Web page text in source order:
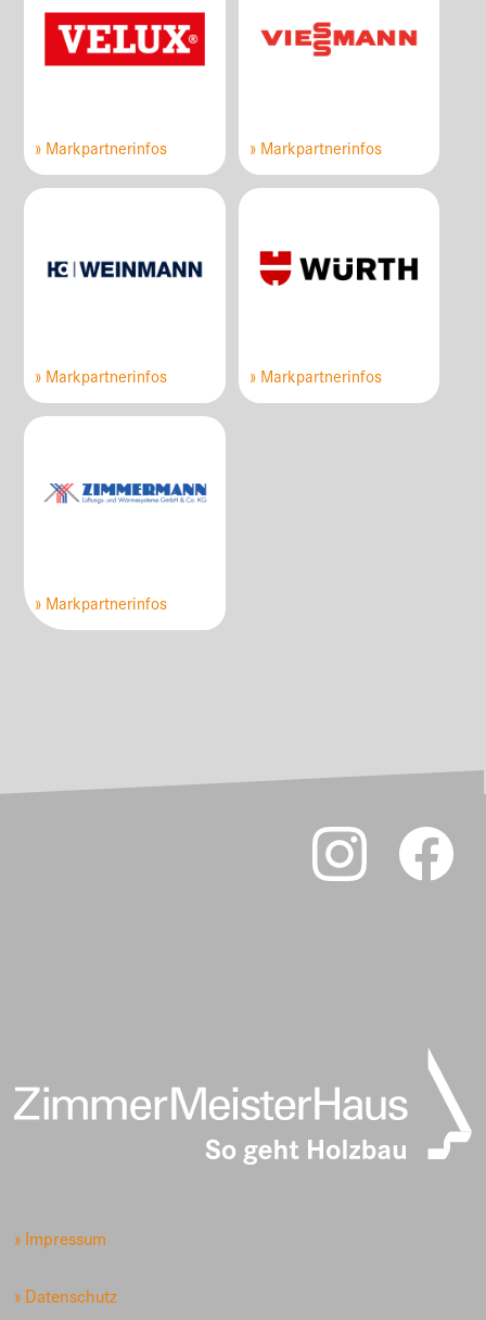
» Markpartnerinfos » Markpartnerinfos
» Markpartnerinfos » Markpartnerinfos
» Markpartnerinfos
» Impressum
» Datenschutz